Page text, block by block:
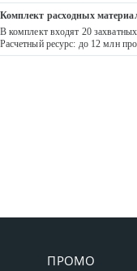
Комплект расходных
В комплект входят 20
Расчетный ресурс: до 12 млн
ПРОМО